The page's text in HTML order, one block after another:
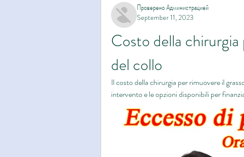
Проверено Администрацией
September 11, 2023
Costo della
del collo
Il costo della chirurgia per rimuovere il
intervento e le opzioni disponibili per